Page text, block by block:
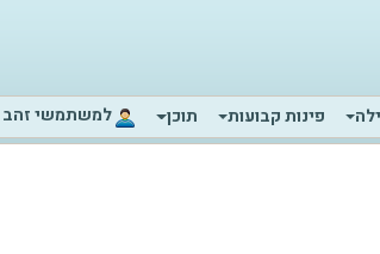
פינות קבועות תוכן ‫למשתמשי זהב‬